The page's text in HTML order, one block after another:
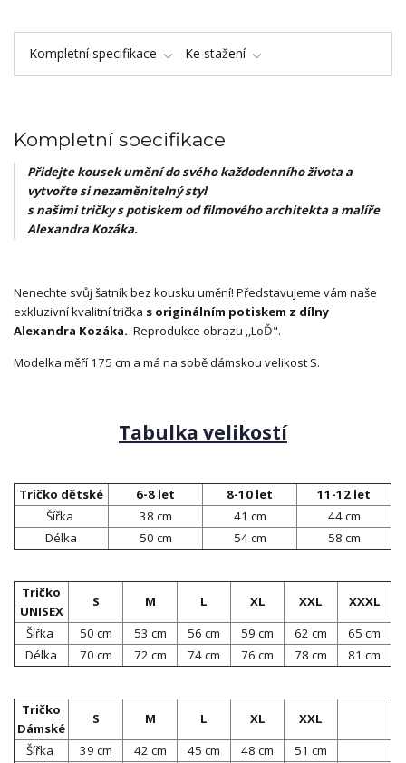
Kompletní specifikace Ke stažení
Kompletní specifikace
Přidejte kousek umění do svého každodenního života a
vytvořte si nezaměnitelný styl
s našimi tričky s potiskem od filmového architekta a malíře
Alexandra Kozáka.
Nenechte svůj šatník bez kousku umění! Představujeme vám naše
exkluzivní kvalitní trička s originálním potiskem z dílny
Alexandra Kozáka. Reprodukce obrazu ,,LoĎ".
Modelka měří 175 cm a má na sobě dámskou velikost S.
Tabulka velikostí
Tričko dětské 6-8 let 8-10 let
11-12 let
Šířka
38 cm 41 cm
44 cm
Délka
50 cm 54 cm 58 cm
Tričko
UNISEX
S M L XL XXL
XXXL
Šířka
50 cm 53 cm 56 cm 59 cm 62 cm
65 cm
Délka
70 cm 72 cm 74 cm 76 cm 78 cm 81 cm
Tričko
Dámské
S M L XL
XXL
Šířka
39 cm 42 cm 45 cm 48 cm
51 cm